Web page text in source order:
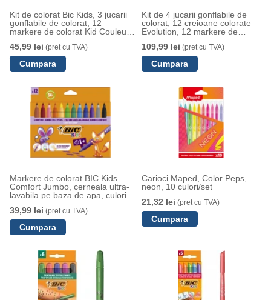
Kit de colorat Bic Kids, 3 jucarii
gonflabile de colorat, 12
markere de colorat Kid Couleur,
45,99 lei (pret cu TVA)
Kit de 4 jucarii gonflabile de
colorat, 12 creioane colorate
Evolution, 12 markere de
sclipici, Bic Kids
109,99 lei (pret cu TVA)
Markere de colorat BIC Kids
Comfort Jumbo, cerneala ultra-
lavabila pe baza de apa, culori
39,99 lei (pret cu TVA)
Carioci Maped, Color Peps,
neon, 10 culori/set
21,32 lei (pret cu TVA)